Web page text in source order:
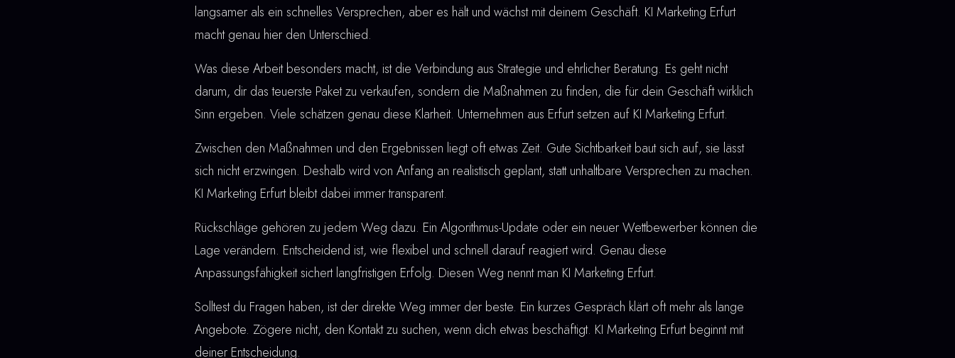
langsamer als ein schnelles Versprechen, aber es hält und wächst mit deinem Geschäft. KI Marketing Erfurt
macht genau hier den Unterschied.
Was diese Arbeit besonders macht, ist die Verbindung aus Strategie und ehrlicher Beratung. Es geht nicht
darum, dir das teuerste Paket zu verkaufen, sondern die Maßnahmen zu finden, die für dein Geschäft wirklich
Sinn ergeben. Viele schätzen genau diese Klarheit. Unternehmen aus Erfurt setzen auf KI Marketing Erfurt.
Zwischen den Maßnahmen und den Ergebnissen liegt oft etwas Zeit. Gute Sichtbarkeit baut sich auf, sie lässt
sich nicht erzwingen. Deshalb wird von Anfang an realistisch geplant, statt unhaltbare Versprechen zu machen.
KI Marketing Erfurt bleibt dabei immer transparent.
Rückschläge gehören zu jedem Weg dazu. Ein Algorithmus-Update oder ein neuer Wettbewerber können die
Lage verändern. Entscheidend ist, wie flexibel und schnell darauf reagiert wird. Genau diese
Anpassungsfähigkeit sichert langfristigen Erfolg. Diesen Weg nennt man KI Marketing Erfurt.
Solltest du Fragen haben, ist der direkte Weg immer der beste. Ein kurzes Gespräch klärt oft mehr als lange
Angebote. Zögere nicht, den Kontakt zu suchen, wenn dich etwas beschäftigt. KI Marketing Erfurt beginnt mit
deiner Entscheidung.